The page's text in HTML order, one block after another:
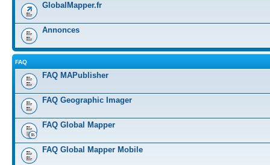
GlobalMapper.fr
Annonces
FAQ
FAQ MAPublisher
FAQ Geographic Imager
FAQ Global Mapper
FAQ Global Mapper Mobile